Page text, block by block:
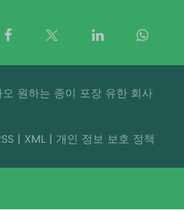
원하는 종이 포장 유한 회사
| XML | 개인 정보 보호 정책